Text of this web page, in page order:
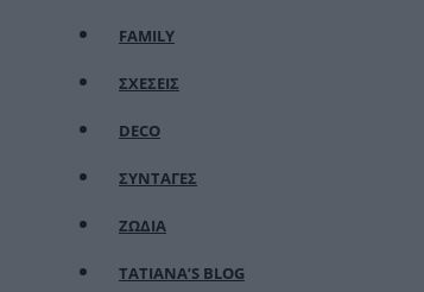
FAMILY
ΣΧΕΣΕΙΣ
DECO
ΣΥΝΤΑΓΕΣ
ΖΩΔΙΑ
TATIANA’S BLOG